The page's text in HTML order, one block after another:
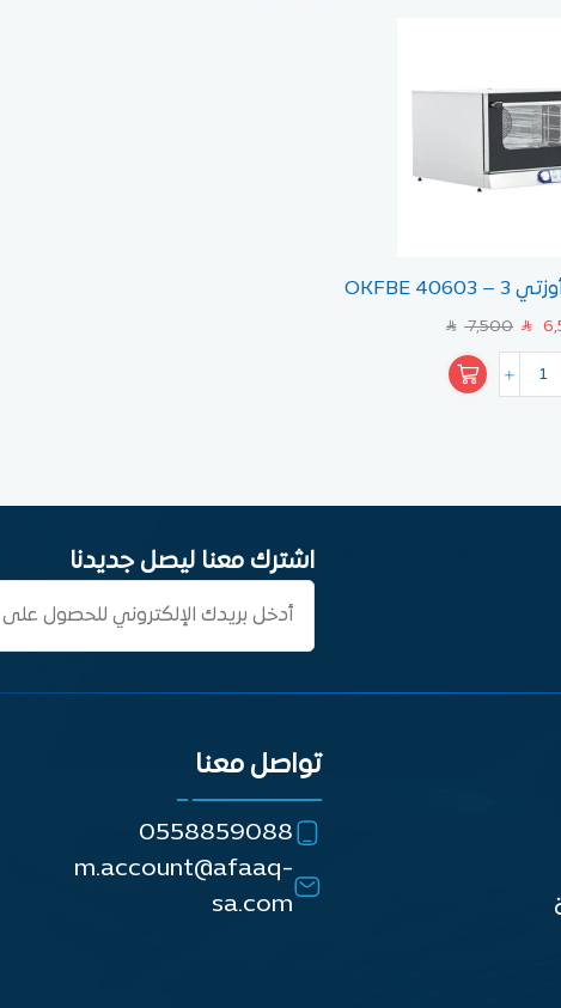
فرن كونفكشن أوزتي OKFBE 40603 – 3
سم
SAR 7,500 SAR
اشترك معنا ليصل جديدنا
تواصل معنا
0558859088
m.account@afaaq-
sa.com